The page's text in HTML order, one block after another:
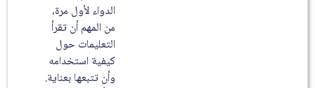
الدواء لأول مرة،
من المهم أن تقرأ
التعليمات حول
كيفية استخدامه
وأن تتبعها بعناية.